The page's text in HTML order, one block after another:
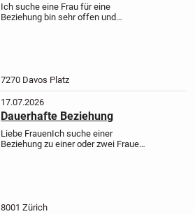
Ich suche eine Frau für eine
Beziehung bin sehr offen und
7270 Davos Platz
17.07.2026
Dauerhafte Beziehung
Liebe FrauenIch suche einer
Beziehung zu einer oder zwei Frauen.
8001 Zürich